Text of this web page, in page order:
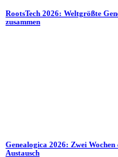
RootsTech 2026: Weltgrößte
zusammen
Genealogica 2026: Zwei
Austausch